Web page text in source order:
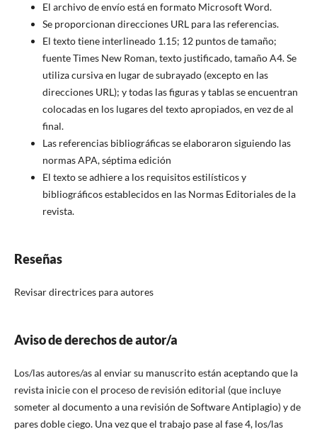
El archivo de envío está en formato Microsoft Word.
Se proporcionan direcciones URL para las referencias.
El texto tiene interlineado 1.15; 12 puntos de tamaño;
fuente Times New Roman, texto justificado, tamaño A4. Se
utiliza cursiva en lugar de subrayado (excepto en las
direcciones URL); y todas las figuras y tablas se encuentran
colocadas en los lugares del texto apropiados, en vez de al
final.
Las referencias bibliográficas se elaboraron siguiendo las
normas APA, séptima edición
El texto se adhiere a los requisitos estilísticos y
bibliográficos establecidos en las Normas Editoriales de la
revista.
Reseñas
Revisar directrices para autores
Aviso de derechos de autor/a
Los/las autores/as al enviar su manuscrito están aceptando que la
revista inicie con el proceso de revisión editorial (que incluye
someter al documento a una revisión de Software Antiplagio) y de
pares doble ciego. Una vez que el trabajo pase al fase 4, los/las